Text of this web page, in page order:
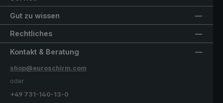
Gut zu wissen
Rechtliches
Kontakt & Beratung
shop@euroschirm.com
oder
+49 731-140-13-0